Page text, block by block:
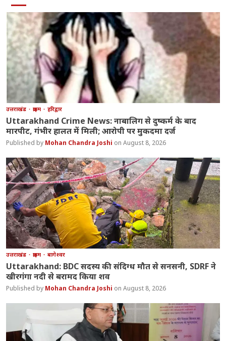
उत्तराखंड क्राइम हरिद्वार
Uttarakhand Crime News: नाबालिग से दुष्कर्म के बाद
मारपीट, गंभीर हालत में मिली; आरोपी पर मुकदमा दर्ज
Mohan Chandra Joshi August 8, 2026
उत्तराखंड क्राइम बागेश्वर
Uttarakhand: BDC सदस्य की संदिग्ध मौत से सनसनी, SDRF ने
खीरगंगा नदी से बरामद किया शव
Mohan Chandra Joshi August 8, 2026